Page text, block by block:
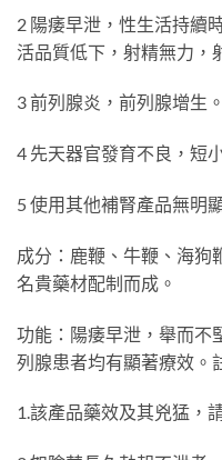
2 陽痿早泄，性生活持續
活品質低下，射精無力，
3 前列腺炎，前列腺增生。
4 先天器官發育不良，短
5 使用其他補腎產品無明
成分：鹿鞭、牛鞭、海狗
名貴藥材配制而成。
功能：陽痿早泄，舉而不
列腺患者均有顯著療效。
1.該產品藥效及其兇猛，